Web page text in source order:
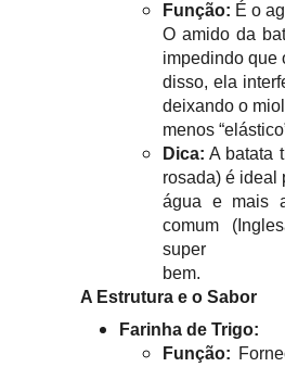
Função: É o
O amido da
impedindo que
disso, ela
deixando o
menos
Dica: A batata
rosada) é ideal
água e mais
comum
super
bem.
A Estrutura e o Sabor
Farinha de Trigo:
Função: